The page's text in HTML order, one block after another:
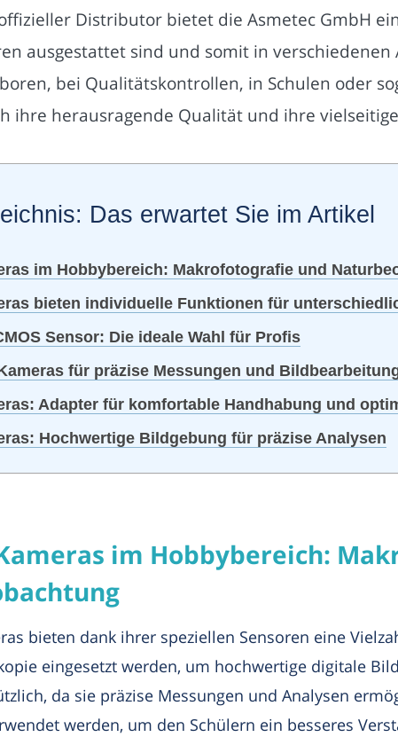
Distributor bietet die Asmetec GmbH
ausgestattet sind und somit in
bei Qualitätskontrollen, in Schulen oder
ihre herausragende Qualität und ihre
Das erwartet Sie im Artikel
im Hobbybereich: Makrofotografie und
bieten individuelle Funktionen für
Sensor: Die ideale Wahl für Profis
für präzise Messungen und
Adapter für komfortable Handhabung und
Hochwertige Bildgebung für präzise Analysen
im Hobbybereich:
bieten dank ihrer speziellen Sensoren eine
eingesetzt werden, um hochwertige digitale
da sie präzise Messungen und Analysen
werden, um den Schülern ein besseres